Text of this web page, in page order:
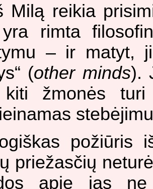
Milą reikia
rimta
– ir matyt,
(other minds).
žmonės turi
priežasčių
apie jas